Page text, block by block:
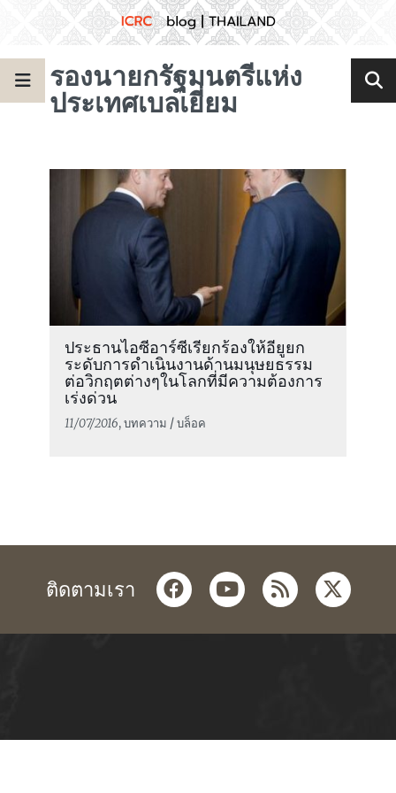
รองนายกรัฐมนตรีแห่ง
ประเทศเบลเยี่ยม
ประธานไอซีอาร์ซีเรียกร้องให้อียูยก
ระดับการดำเนินงานด้านมนุษยธรรม
ต่อวิกฤตต่างๆในโลกที่มีความต้องการ
เร่งด่วน
11/07/2016, บทความ / บล็อค
ติดตามเรา facebookyoutube
rss twitter